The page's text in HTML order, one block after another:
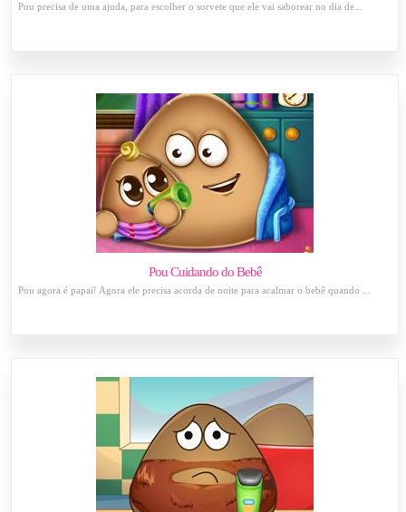
Pou precisa de uma ajuda, para escolher o sorvete que ele vai saborear no dia de...
Pou Cuidando do Bebê
Pou agora é papai! Agora ele precisa acorda de noite para acalmar o bebê quando ...